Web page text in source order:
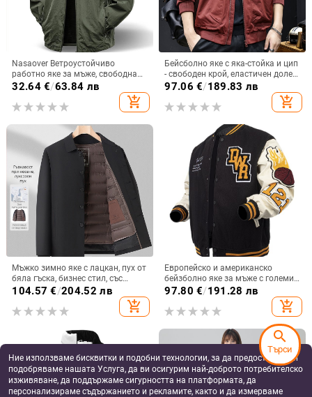
Nasaover Ветроустойчиво
работно яке за мъже, свободна
кройка, стояща яка, цип, нейлон,
странични джобове, дълъг ръкав,
едноцветно, есенно 2025
32.64€/63.84 лв
add_shopping_cart
Бейсболно яке с яка-стойка и цип
- свободен крой, еластичен долен
кант, еднотонен цвят, 100%
97.06 €/189.83 лв
add_shopping_cart
Мъжко зимно яке с лацкан, пух от
бяла гъска, бизнес стил, със
сваляема вътрешна подплата,
104.57 €/204.52 лв
add_shopping_cart
Европейско и американско
бейзболно яке за мъже с големи
размери, модерна марка за
универсално облекло, готино
97.80 €/191.28 лв
add_shopping_cart
Ние използваме бисквитки и подобни технологии, за да предоставяме и
подобряваме нашата Услуга, да ви осигурим най-доброто потребителско
изживяване, да поддържаме сигурността на платформата, да
персонализираме съдържанието и рекламите, както и да измерваме
search
Търси